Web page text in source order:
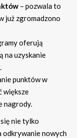
– pozwala to
już zgromadzono
oferują
na uzyskanie
punktów w
większe
nagrody.
nie tylko
odkrywanie nowych